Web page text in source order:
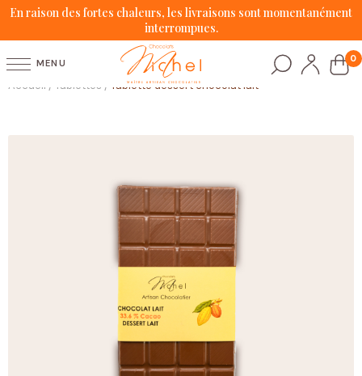
En raison des fortes chaleurs, les livraisons sont momentanément
interrompues.
MENU 0
Accueil / Tablettes / Tablette dessert chocolat lait